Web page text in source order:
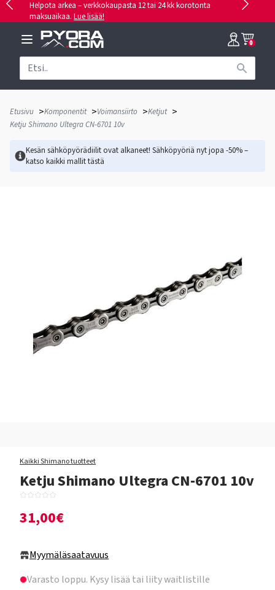
Helpota arkea – verkkokaupasta 12 tai 24 kk korotonta
maksuaikaa. Lue lisää!
0
Etusivu >Komponentit >Voimansiirto >Ketjut >
Ketju Shimano Ultegra CN-6701 10v
Kesän sähköpyörädiilit ovat alkaneet! Sähköpyöriä nyt jopa -50% –
katso kaikki mallittästä
Kaikki Shimano tuotteet
Ketju Shimano Ultegra CN-6701 10v
31,00€
Myymäläsaatavuus
Varasto loppu. Kysy lisää tai liity waitlistille